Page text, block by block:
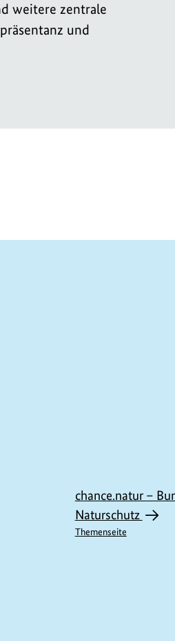
weitere zentrale
und
chance.natur –
Naturschutz
Themenseite